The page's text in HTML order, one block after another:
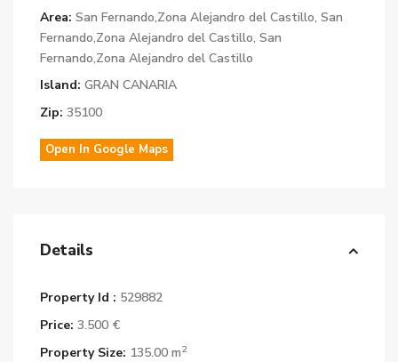
Area: San Fernando,Zona Alejandro del Castillo, San
Fernando,Zona Alejandro del Castillo, San
Fernando,Zona Alejandro del Castillo
Island: GRAN CANARIA
Zip: 35100
Open In Google Maps
Details
Property Id : 529882
Price: 3.500 €
Property Size: 135.00 m2